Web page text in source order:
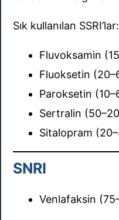
Sık kullanılan SSRI’lar:
Fluvoksamin
Fluoksetin
Paroksetin
Sertralin
Sitalopram
SNRI
Venlafaksin